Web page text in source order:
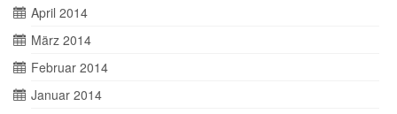
April 2014
März 2014
Februar 2014
Januar 2014